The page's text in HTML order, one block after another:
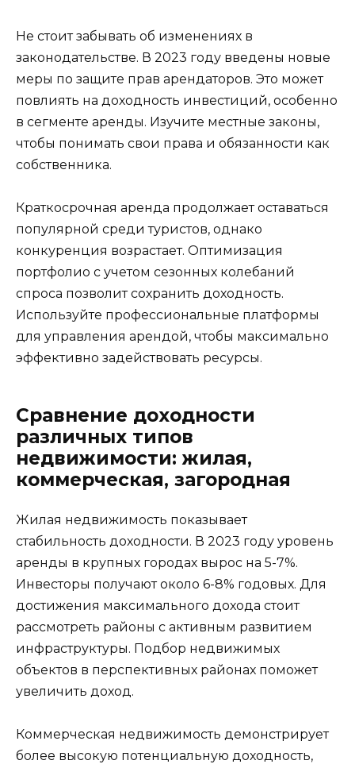
Не стоит забывать об изменениях в
законодательстве. В 2023 году введены новые
меры по защите прав арендаторов. Это может
повлиять на доходность инвестиций, особенно
в сегменте аренды. Изучите местные законы,
чтобы понимать свои права и обязанности как
собственника.
Краткосрочная аренда продолжает оставаться
популярной среди туристов, однако
конкуренция возрастает. Оптимизация
портфолио с учетом сезонных колебаний
спроса позволит сохранить доходность.
Используйте профессиональные платформы
для управления арендой, чтобы максимально
эффективно задействовать ресурсы.
Сравнение доходности
различных типов
недвижимости: жилая,
коммерческая, загородная
Жилая недвижимость показывает
стабильность доходности. В 2023 году уровень
аренды в крупных городах вырос на 5-7%.
Инвесторы получают около 6-8% годовых. Для
достижения максимального дохода стоит
рассмотреть районы с активным развитием
инфраструктуры. Подбор недвижимых
объектов в перспективных районах поможет
увеличить доход.
Коммерческая недвижимость демонстрирует
более высокую потенциальную доходность,